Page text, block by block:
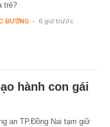
trẻ?
ĐƯỜNG - 6 giờ trước
hành con gái
an TP.Đồng Nai tạm giữ